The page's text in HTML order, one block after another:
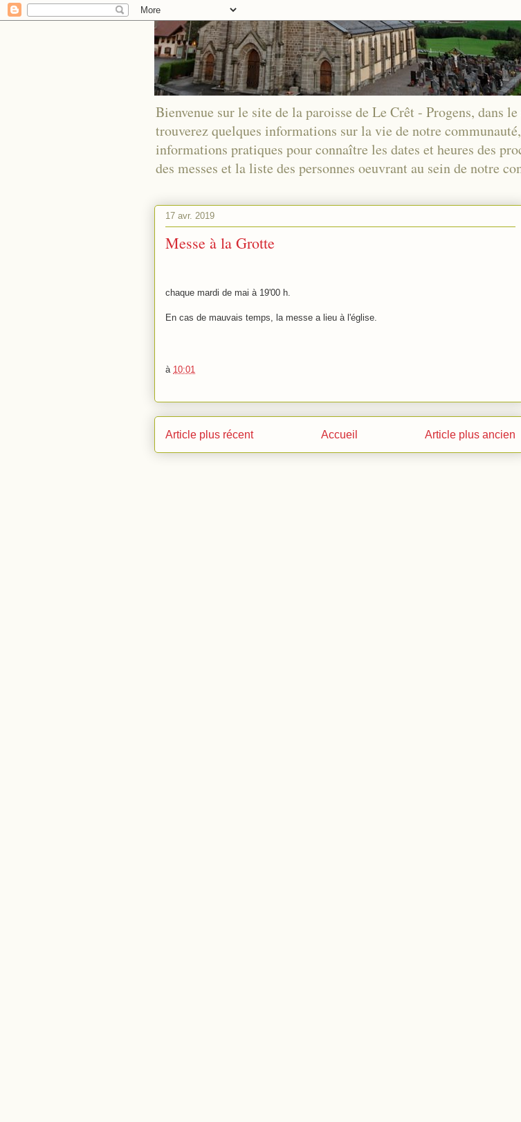
Bienvenue sur le site de la paroisse de Le Crêt - Progens, dans
trouverez quelques informations sur la vie de notre
informations pratiques pour connaître les dates et heures des
des messes et la liste des personnes oeuvrant au sein de notre
17 avr. 2019
Messe à la Grotte
chaque mardi de mai à 19'00 h.
En cas de mauvais temps, la messe a lieu à l'église.
à 10:01
Article plus récent Article plus ancien
Accueil